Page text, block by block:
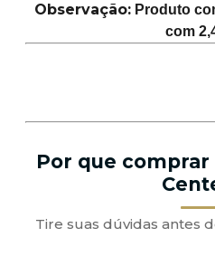
Observação:Produto
com
Por que comprar
Tire suas dúvidas antes